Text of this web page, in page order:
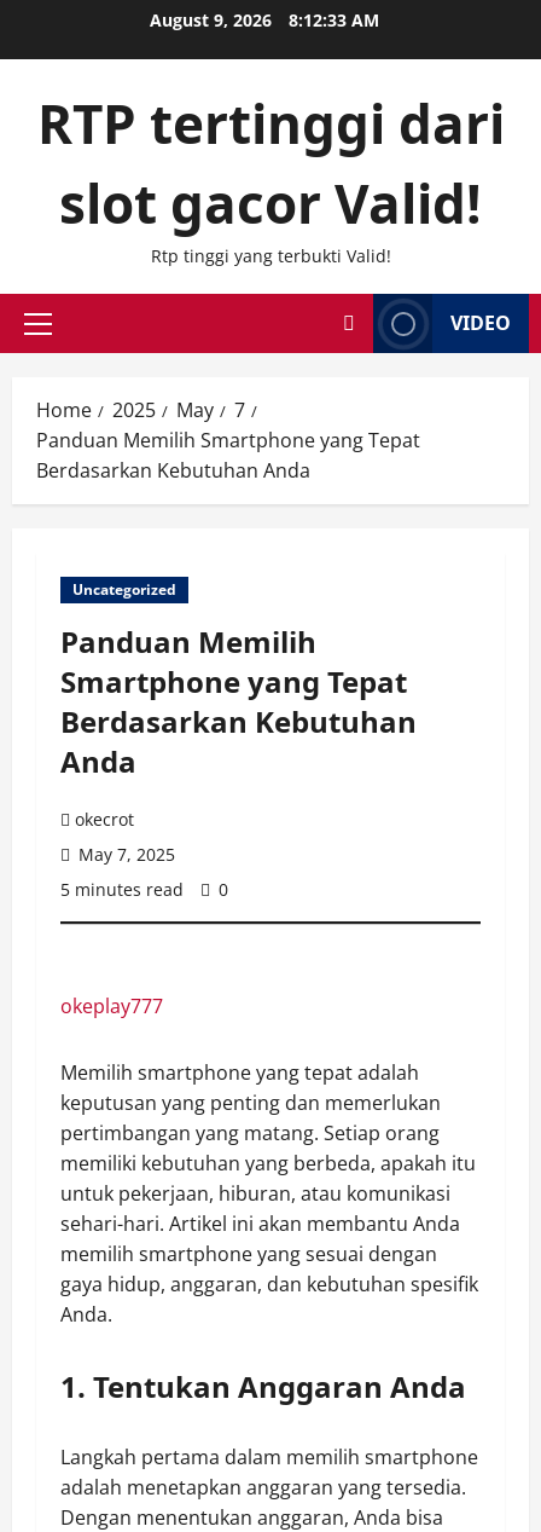
August 9, 2026 8:12:34 AM
RTP tertinggi dari
slot gacor Valid!
Rtp tinggi yang terbukti Valid!
Primary
VIDEO
Home 2025 May
7
Panduan Memilih Smartphone yang Tepat
Berdasarkan Kebutuhan Anda
Uncategorized
Panduan Memilih
Smartphone yang Tepat
Berdasarkan Kebutuhan
Anda
okecrot
May 7, 2025
5 minutes read
0
okeplay777
Memilih smartphone yang tepat adalah
keputusan yang penting dan memerlukan
pertimbangan yang matang. Setiap orang
memiliki kebutuhan yang berbeda, apakah itu
untuk pekerjaan, hiburan, atau komunikasi
sehari-hari. Artikel ini akan membantu Anda
memilih smartphone yang sesuai dengan
gaya hidup, anggaran, dan kebutuhan spesifik
Anda.
1. Tentukan Anggaran Anda
Langkah pertama dalam memilih smartphone
adalah menetapkan anggaran yang tersedia.
Dengan menentukan anggaran, Anda bisa